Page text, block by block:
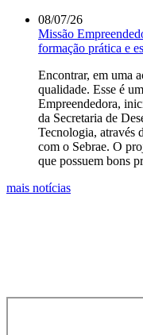
08/07/26
Missão
formação prática e
Encontrar, em uma
qualidade. Esse é
Empreendedora,
da Secretaria de
Tecnologia, através
com o Sebrae. O
que possuem bons
mais notícias